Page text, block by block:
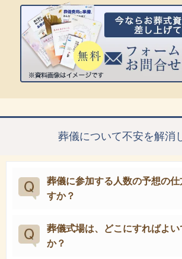
葬儀について不安を解消
葬儀に参加する人数の予想の仕
すか？
葬儀式場は、どこにすればよい
か？